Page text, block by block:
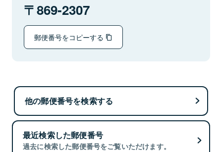
869-2307
郵便番号をコピーする
他の郵便番号を検索する
最近検索した郵便番号
過去に検索した郵便番号をご覧いただけます。